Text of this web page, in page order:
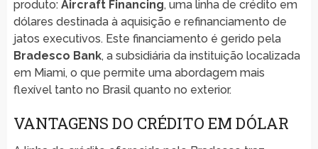
produto: Aircraft Financing, uma linha de crédito em
dólares destinada à aquisição e refinanciamento de
jatos executivos. Este financiamento é gerido pela
Bradesco Bank, a subsidiária da instituição localizada
em Miami, o que permite uma abordagem mais
flexível tanto no Brasil quanto no exterior.
VANTAGENS DO CRÉDITO EM DÓLAR